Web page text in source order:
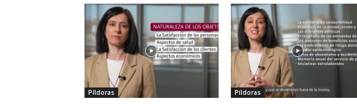
Píldoras Píldoras